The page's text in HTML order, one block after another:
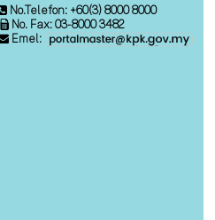
No.Telefon: +60(3) 8000 8000
No. Fax: 03-8000 3482
Emel: